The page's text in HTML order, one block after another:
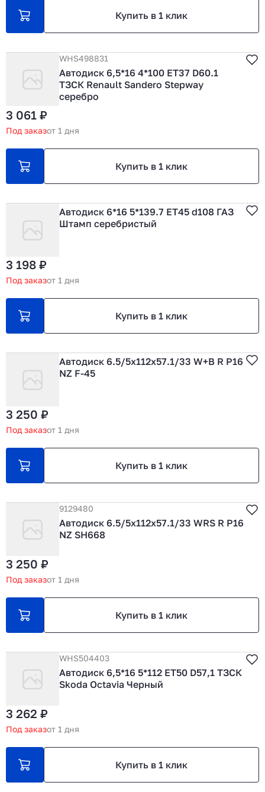
Купить в 1 клик
WHS498831
Автодиск 6,5*16 4*100 ET37 D60.1
ТЗСК Renault Sandero Stepway
серебро
3 061 ₽
Под заказот 1 дня
Купить в 1 клик
Автодиск 6*16 5*139.7 ET45 d108 ГАЗ
Штамп серебристый
3 198 ₽
Под заказот 1 дня
Купить в 1 клик
Автодиск 6.5/5х112х57.1/33 W+B R Р16
NZ F-45
3 250 ₽
Под заказот 1 дня
Купить в 1 клик
9129480
Автодиск 6.5/5х112х57.1/33 WRS R Р16
NZ SH668
3 250 ₽
Под заказот 1 дня
Купить в 1 клик
WHS504403
Автодиск 6,5*16 5*112 ET50 D57,1 ТЗСК
Skoda Octavia Черный
3 262 ₽
Под заказот 1 дня
Купить в 1 клик